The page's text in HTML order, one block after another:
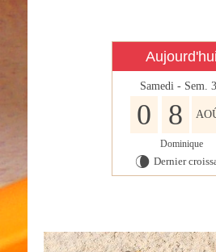
Aujourd'hui
Samedi - Sem.
0 8
Dominique
V Dernier